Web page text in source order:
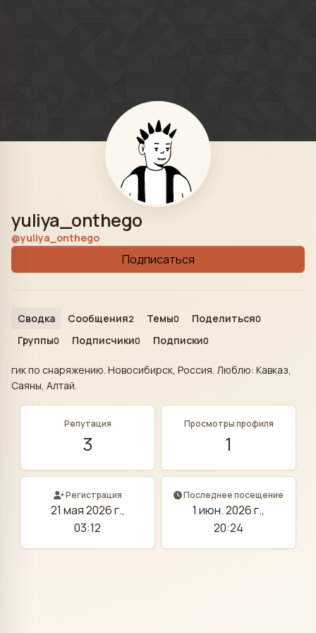
yuliya_onthego
@yuliya_onthego
Подписаться
Сводка Сообщения2 Темы0 Поделиться0
Группы0 Подписчики0 Подписки0
гик по снаряжению. Новосибирск, Россия. Люблю: Кавказ,
Саяны, Алтай.
Репутация
3
Просмотры профиля
1
Регистрация
21 мая 2026 г.,
03:12
Последнее посещение
1 июн. 2026 г.,
20:24